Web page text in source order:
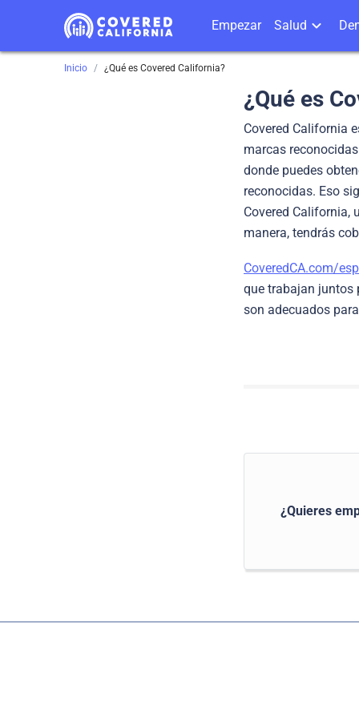
Empezar Salud
Inicio ¿Qué es Covered California?
¿Qué es
Covered California
marcas
donde puedes
reconocidas. Eso
Covered California,
manera, tendrás
CoveredCA.com/
que trabajan juntos
son adecuados
¿Quieres